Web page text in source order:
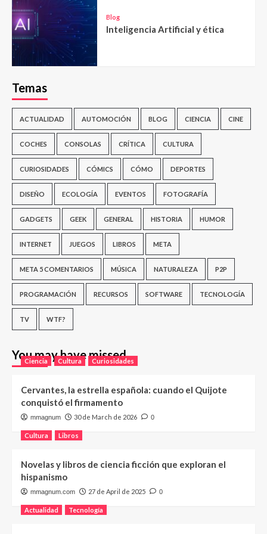
Blog
Inteligencia Artificial y ética
Temas
ACTUALIDAD AUTOMOCIÓN BLOG CIENCIA CINE
COCHES CONSOLAS CRÍTICA CULTURA
CURIOSIDADES CÓMICS CÓMO DEPORTES
DISEÑO ECOLOGÍA EVENTOS FOTOGRAFÍA
GADGETS GEEK GENERAL HISTORIA HUMOR
INTERNET JUEGOS LIBROS META
META 5 COMENTARIOS MÚSICA NATURALEZA P2P
PROGRAMACIÓN RECURSOS SOFTWARE TECNOLOGÍA
TV WTF?
You may have missed
Ciencia Cultura Curiosidades
Cervantes, la estrella española: cuando el Quijote
conquistó el firmamento
mmagnum 30 de March de 2026 0
Cultura Libros
Novelas y libros de ciencia ficción que exploran el
hispanismo
mmagnum.com 27 de April de 2025 0
Actualidad Tecnología